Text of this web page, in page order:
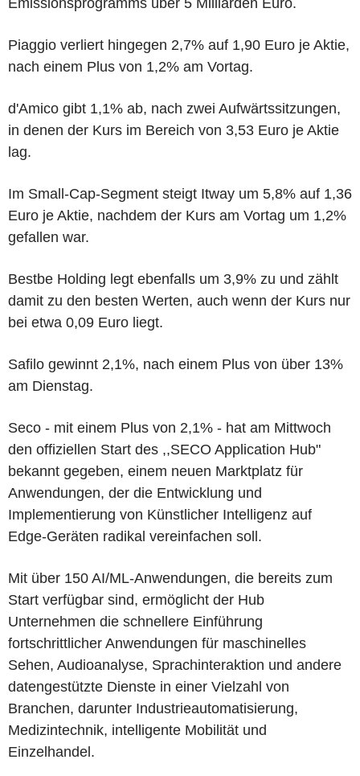
Piaggio verliert hingegen 2,7% auf 1,90 Euro je Aktie,
nach einem Plus von 1,2% am Vortag.
d'Amico gibt 1,1% ab, nach zwei Aufwärtssitzungen,
in denen der Kurs im Bereich von 3,53 Euro je Aktie
lag.
Im Small-Cap-Segment steigt Itway um 5,8% auf 1,36
Euro je Aktie, nachdem der Kurs am Vortag um 1,2%
gefallen war.
Bestbe Holding legt ebenfalls um 3,9% zu und zählt
damit zu den besten Werten, auch wenn der Kurs nur
bei etwa 0,09 Euro liegt.
Safilo gewinnt 2,1%, nach einem Plus von über 13%
am Dienstag.
Seco - mit einem Plus von 2,1% - hat am Mittwoch
den offiziellen Start des ,,SECO Application Hub"
bekannt gegeben, einem neuen Marktplatz für
Anwendungen, der die Entwicklung und
Implementierung von Künstlicher Intelligenz auf
Edge-Geräten radikal vereinfachen soll.
Mit über 150 AI/ML-Anwendungen, die bereits zum
Start verfügbar sind, ermöglicht der Hub
Unternehmen die schnellere Einführung
fortschrittlicher Anwendungen für maschinelles
Sehen, Audioanalyse, Sprachinteraktion und andere
datengestützte Dienste in einer Vielzahl von
Branchen, darunter Industrieautomatisierung,
Medizintechnik, intelligente Mobilität und
Einzelhandel.